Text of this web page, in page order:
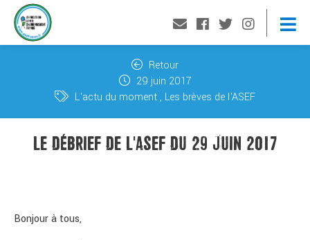
Retour
29 juin 2017
L'actu du moment Les brèves de l'ASEF
LE DÉBRIEF DE L'ASEF DU 29 JUIN 2017
Bonjour à tous,